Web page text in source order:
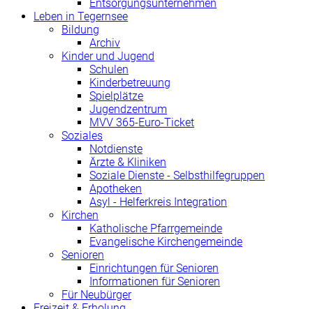
Entsorgungsunternehmen
Leben in Tegernsee
Bildung
Archiv
Kinder und Jugend
Schulen
Kinderbetreuung
Spielplätze
Jugendzentrum
MVV 365-Euro-Ticket
Soziales
Notdienste
Ärzte & Kliniken
Soziale Dienste - Selbsthilfegruppen
Apotheken
Asyl - Helferkreis Integration
Kirchen
Katholische Pfarrgemeinde
Evangelische Kirchengemeinde
Senioren
Einrichtungen für Senioren
Informationen für Senioren
Für Neubürger